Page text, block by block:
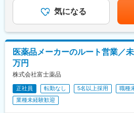
※20代～60代まで幅広い年代の社員
員が中途入社者で構成されています
できます。
■入社後の流れ：
・入社後は1～2週間程度、先輩社
・実務に慣れた後は、少しずつ担当
す。月1回以上、社内や医薬品メー
で、医薬品の知識が無くても習得可
■業務の特徴：
基本的にはルート営業がメインです
の流れを学んでいただいた上で、狙
大などに取り組んでいただきます。
ります。
■組織構成：
営業グループは食品・農薬関連、医
給与補足＞※上記の年収帯は、賞与
ますが、入社1年目は賞与満額では
（4月）■賞与：年2回（6月・12月
月）・・・業績好調時に限る賃金は
り、選考を通じて上下する可能性が
当を含めた表記です。
気になる
医薬品メーカーのルート営業／
万円
株式会社富士薬品
正社員 転勤なし 5名以上採用
職種
業種未経験歓迎